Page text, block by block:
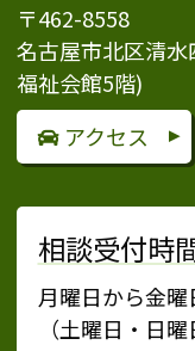
〒462-8558
名古屋市北区清
福祉会館5階)
アクセス
相談受付時
月曜日から金
（土曜日・日